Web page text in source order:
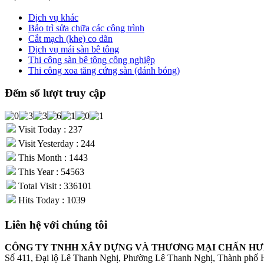
Dịch vụ khác
Bảo trì sửa chữa các công trình
Cắt mạch (khe) co dãn
Dịch vụ mái sàn bê tông
Thi công sàn bê tông công nghiệp
Thi công xoa tăng cứng sàn (đánh bóng)
Đếm số lượt truy cập
Visit Today : 237
Visit Yesterday : 244
This Month : 1443
This Year : 54563
Total Visit : 336101
Hits Today : 1039
Liên hệ với chúng tôi
CÔNG TY TNHH XÂY DỰNG VÀ THƯƠNG MẠI CHẤN
Số 411, Đại lộ Lê Thanh Nghị, Phường Lê Thanh Nghị, Thành phố